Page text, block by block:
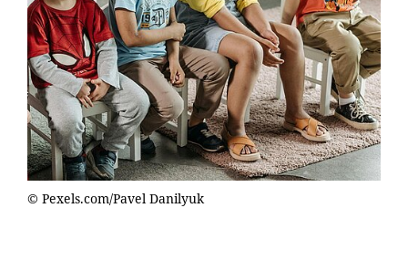
© Pexels.com/Pavel Danilyuk